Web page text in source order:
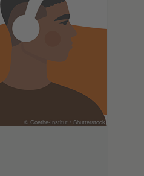
© Goethe-Institut / Shutterstock